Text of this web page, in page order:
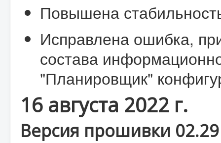
Повышена
Исправлена ошибка,
состава
"Планировщик"
16 августа 2022 г.
Версия прошивки